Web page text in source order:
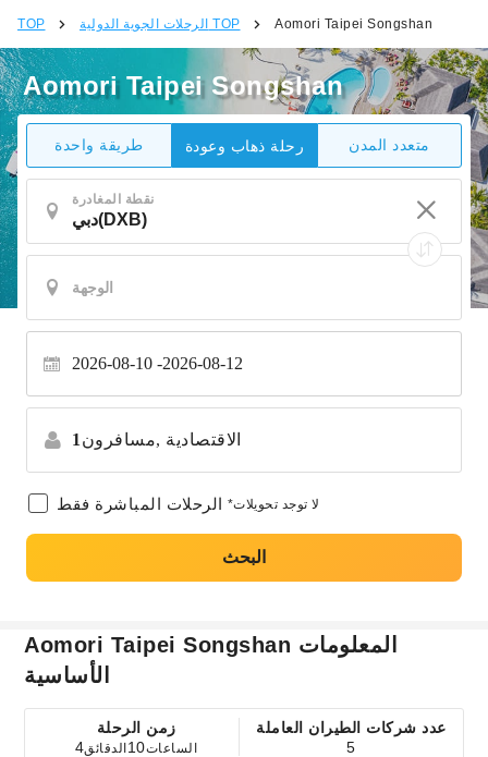
TOP الرحلات الجوية الدولية TOP Aomori Taipei Songshan
Aomori Taipei Songshan
طريقة واحدة رحلة ذهاب وعودة متعدد المدن
نقطة المغادرة
2026-08-10 2026-08-12
1 مسافرون, الاقتصادية
الرحلات المباشرة فقط *لا توجد تحويلات
البحث
Aomori Taipei Songshan المعلومات
الأساسية
زمن الرحلة
4
الساعات10 الدقائق
عدد شركات الطيران العاملة
5